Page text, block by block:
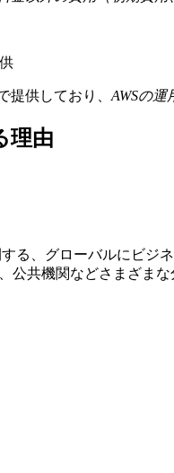
提供しており、 AWSの
理由
る、グローバルにビ
共機関などさまざま